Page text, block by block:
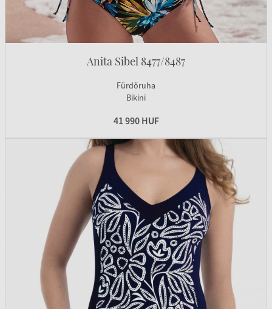
Anita Sibel 8477/8487
Fürdőruha
Bikini
41 990 HUF